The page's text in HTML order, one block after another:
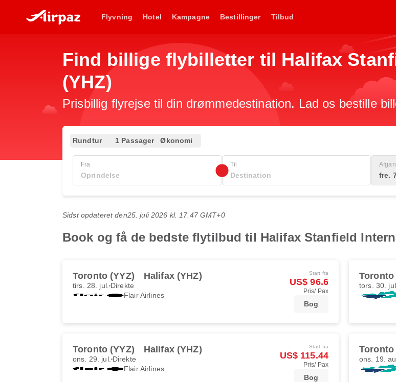
Flyvning Hotel Kampagne Bestillinger Tilbud
Find billige flybilletter til Halifax
(YHZ)
Prisbillig flyrejse til din drømmedestination. Lad os bestille
Rundtur 1 Passager Økonomi
Fra Til
fre.
Sidst opdateret den25. juli 2026 kl. 17.47 GMT+0
Book og få de bedste flytilbud til Halifax Stanfield
Toronto (YYZ) Halifax (YHZ)
tirs. 28. jul. Direkte
Flair Airlines
Start fra
US$ 96.6
Pris/ Pax
Bog
Toronto
tors. 30. jul.
Toronto (YYZ) Halifax (YHZ)
ons. 29. jul. Direkte
Flair Airlines
Start fra
US$ 115.44
Pris/ Pax
Bog
Toronto
ons. 19.